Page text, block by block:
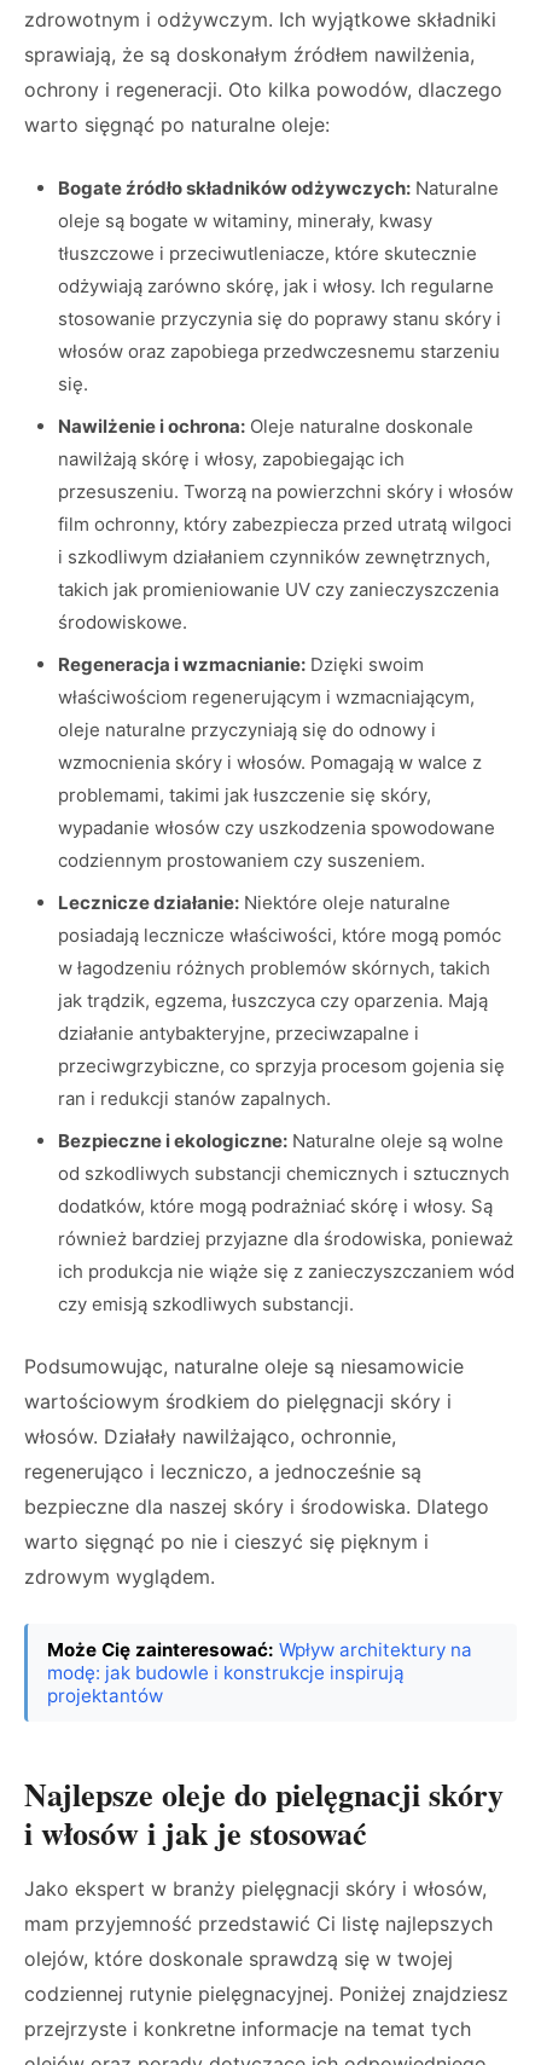
zdrowotnym i odżywczym. Ich wyjątkowe składniki
sprawiają, że są doskonałym źródłem nawilżenia,
ochrony i regeneracji. Oto kilka powodów, dlaczego
warto sięgnąć po naturalne oleje:
Bogate źródło składników odżywczych: Naturalne
oleje są bogate w witaminy, minerały, kwasy
tłuszczowe i przeciwutleniacze, które skutecznie
odżywiają zarówno skórę, jak i włosy. Ich regularne
stosowanie przyczynia się do poprawy stanu skóry i
włosów oraz zapobiega przedwczesnemu starzeniu
się.
Nawilżenie i ochrona: Oleje naturalne doskonale
nawilżają skórę i włosy, zapobiegając ich
przesuszeniu. Tworzą na powierzchni skóry i włosów
film ochronny, który zabezpiecza przed utratą wilgoci
i szkodliwym działaniem czynników zewnętrznych,
takich jak promieniowanie UV czy zanieczyszczenia
środowiskowe.
Regeneracja i wzmacnianie: Dzięki swoim
właściwościom regenerującym i wzmacniającym,
oleje naturalne przyczyniają się do odnowy i
wzmocnienia skóry i włosów. Pomagają w walce z
problemami, takimi jak łuszczenie się skóry,
wypadanie włosów czy uszkodzenia spowodowane
codziennym prostowaniem czy suszeniem.
Lecznicze działanie: Niektóre oleje naturalne
posiadają lecznicze właściwości, które mogą pomóc
w łagodzeniu różnych problemów skórnych, takich
jak trądzik, egzema, łuszczyca czy oparzenia. Mają
działanie antybakteryjne, przeciwzapalne i
przeciwgrzybiczne, co sprzyja procesom gojenia się
ran i redukcji stanów zapalnych.
Bezpieczne i ekologiczne: Naturalne oleje są wolne
od szkodliwych substancji chemicznych i sztucznych
dodatków, które mogą podrażniać skórę i włosy. Są
również bardziej przyjazne dla środowiska, ponieważ
ich produkcja nie wiąże się z zanieczyszczaniem wód
czy emisją szkodliwych substancji.
Podsumowując, naturalne oleje są niesamowicie
wartościowym środkiem do pielęgnacji skóry i
włosów. Działały nawilżająco, ochronnie,
regenerująco i leczniczo, a jednocześnie są
bezpieczne dla naszej skóry i środowiska. Dlatego
warto sięgnąć po nie i cieszyć się pięknym i
zdrowym wyglądem.
Może Cię zainteresować: Wpływ architektury na
modę: jak budowle i konstrukcje inspirują
projektantów
Najlepsze oleje do pielęgnacji skóry
i włosów i jak je stosować
Jako ekspert w branży pielęgnacji skóry i włosów,
mam przyjemność przedstawić Ci listę najlepszych
olejów, które doskonale sprawdzą się w twojej
codziennej rutynie pielęgnacyjnej. Poniżej znajdziesz
przejrzyste i konkretne informacje na temat tych